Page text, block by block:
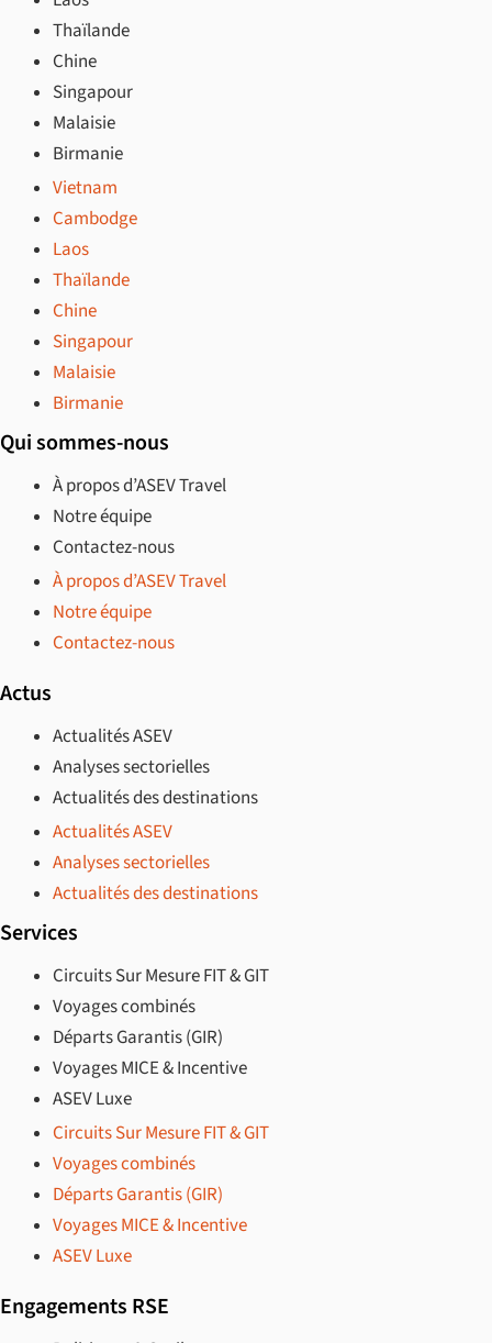
Thaïlande
Chine
Singapour
Malaisie
Birmanie
Vietnam
Cambodge
Laos
Thaïlande
Chine
Singapour
Malaisie
Birmanie
Qui sommes-nous
À propos d’ASEV Travel
Notre équipe
Contactez-nous
À propos d’ASEV Travel
Notre équipe
Contactez-nous
Actus
Actualités ASEV
Analyses sectorielles
Actualités des destinations
Actualités ASEV
Analyses sectorielles
Actualités des destinations
Services
Circuits Sur Mesure FIT & GIT
Voyages combinés
Départs Garantis (GIR)
Voyages MICE & Incentive
ASEV Luxe
Circuits Sur Mesure FIT & GIT
Voyages combinés
Départs Garantis (GIR)
Voyages MICE & Incentive
ASEV Luxe
Engagements RSE